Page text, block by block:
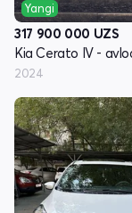
Yangi
317 900 000 UZS
2024